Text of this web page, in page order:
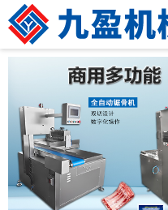
产品展示
新闻资讯
成功案例